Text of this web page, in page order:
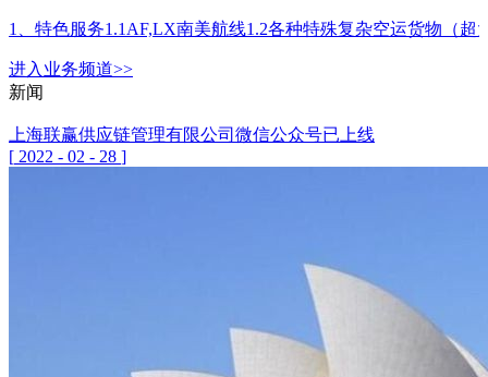
1、特色服务1.1AF,LX南美航线1.2各种特殊复杂空运货物（
进入 业务频道>>
新闻
上海联赢供应链管理有限公司微信公众号已上线
[ 2022 - 02 - 28 ]